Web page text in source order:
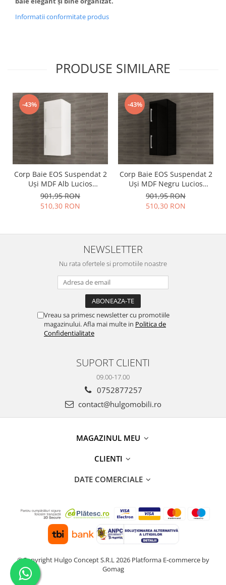
Informatii conformitate produs
PRODUSE SIMILARE
-43%
Corp Baie EOS Suspendat 2
Uși MDF Alb Lucios
80x30x30 cm | Mobilier
Baie Modern, Premium,
Configurabil si
Mobili
901,95 RON
510,30 RON
-43%
Corp Baie EOS Suspendat 2
Uși MDF Negru Lucios
80x30x30 cm | Mobilier
Baie Modern, Premium,
Configurabil si
Mobili
901,95 RON
510,30 RON
NEWSLETTER
Nu rata ofertele si promotiile noastre
Vreau sa primesc newsletter cu promotiile
magazinului. Afla mai multe in Politica de
Confidentialitate
SUPORT CLIENTI
09.00-17.00
0752877257
contact@hulgomobili.ro
MAGAZINUL MEU
CLIENTI
DATE COMERCIALE
©Copyright Hulgo Concept S.R.L 2026 Platforma E-commerce by
Gomag